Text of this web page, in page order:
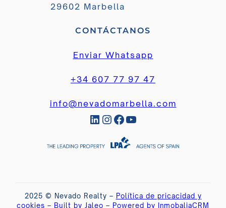
29602 Marbella
CONTÁCTANOS
Enviar Whatsapp
+34 607 77 97 47
info@nevadomarbella.com
LinkedIn InstagramFacebook YouTube
2025 © Nevado Realty – Política de pricacidad y
cookies – Built by Jaleo – Powered by InmobaliaCRM